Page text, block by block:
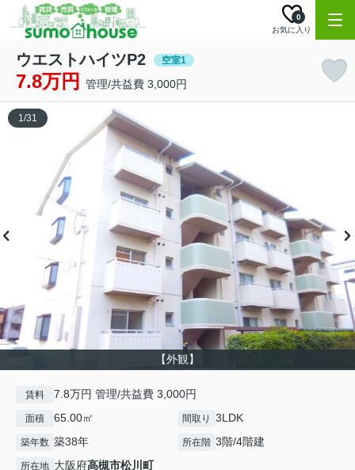
お気に入り
0
ウエストハイツP2 空室1
7.8万円 管理/共益費 3,000円
【外観】
1/31
賃料 7.8万円 管理/共益費 3,000円
面積 65.00㎡ 間取り 3LDK
築年数 築38年 所在階 3階/4階建
所在地 大阪府高槻市松川町